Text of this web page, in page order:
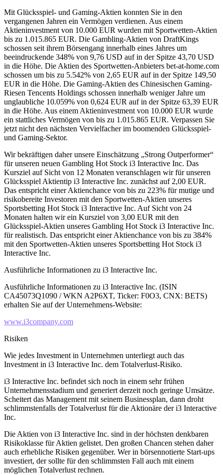
Mit Glücksspiel- und Gaming-Aktien konnten Sie in den
vergangenen Jahren ein Vermögen verdienen. Aus einem
Aktieninvestment von 10.000 EUR wurden mit Sportwetten-Aktien
bis zu 1.015.865 EUR. Die Gambling-Aktien von DraftKings
schossen seit ihrem Börsengang innerhalb eines Jahres um
beeindruckende 348% von 9,76 USD auf in der Spitze 43,70 USD
in die Höhe. Die Aktien des Sportwetten-Anbieters bet-at-home.com
schossen um bis zu 5.542% von 2,65 EUR auf in der Spitze 149,50
EUR in die Höhe. Die Gaming-Aktien des Chinesischen Gaming-
Riesen Tencents Holdings schossen innerhalb weniger Jahre um
unglaubliche 10.059% von 0,624 EUR auf in der Spitze 63,39 EUR
in die Höhe. Aus einem Aktieninvestment von 10.000 EUR wurde
ein stattliches Vermögen von bis zu 1.015.865 EUR. Verpassen Sie
jetzt nicht den nächsten Vervielfacher im boomenden Glücksspiel-
und Gaming-Sektor.
Wir bekräftigen daher unsere Einschätzung „Strong Outperformer“
für unseren neuen Gambling Hot Stock i3 Interactive Inc. Das
Kursziel auf Sicht von 12 Monaten veranschlagen wir für unseren
Glücksspiel Aktientip i3 Interactive Inc. zunächst auf 2,00 EUR.
Das entspricht einer Aktienchance von bis zu 223% für mutige und
risikobereite Investoren mit den Sportwetten-Aktien unseres
Sportsbetting Hot Stock i3 Interactive Inc. Auf Sicht von 24
Monaten halten wir ein Kursziel von 3,00 EUR mit den
Glücksspiel-Aktien unseres Gambling Hot Stock i3 Interactive Inc.
für realistisch. Das entspricht einer Aktienchance von bis zu 384%
mit den Sportwetten-Aktien unseres Sportsbetting Hot Stock i3
Interactive Inc.
Ausführliche Informationen zu i3 Interactive Inc.
Ausführliche Informationen zu i3 Interactive Inc. (ISIN
CA45073Q1090 / WKN A2P6XT, Ticker: F0O3, CNX: BETS)
erhalten Sie auf der Unternehmens-Website:
www.i3company.com
Risiken
Wie jedes Investment in Unternehmen unterliegt auch das
Investment in i3 Interactive Inc. dem Totalverlust-Risiko.
i3 Interactive Inc. befindet sich noch in einem sehr frühen
Unternehmensstadium und generiert derzeit noch geringe Umsätze.
Scheitert das Management mit seinem Businessplan, dann droht
schlimmstenfalls der Totalverlust für die Aktionäre der i3 Interactive
Inc.
Die Aktien von i3 Interactive Inc. sind in der höchsten denkbaren
Risikoklasse für Aktien gelistet. Den großen Chancen stehen daher
auch erhebliche Risiken gegenüber. Wer in börsennotierte Start-ups
investiert, der sollte für den schlimmsten Fall auch mit einem
möglichen Totalverlust rechnen.